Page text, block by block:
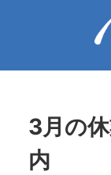
3月の
内